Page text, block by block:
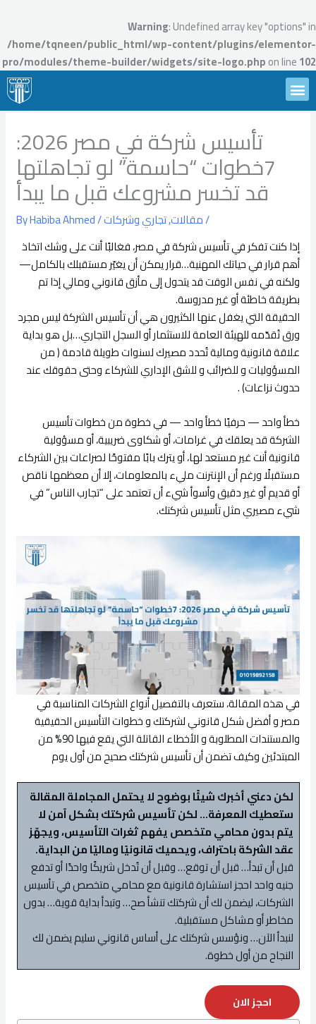
Warning: Undefined array key "options" in
/home/tqneen/public_html/wp-content/plugins/elementor-
pro/modules/theme-builder/widgets/site-logo.phpon line102
to
content
Menu
تأسيس شركة في مصر 2026:
7خطوات “حاسمة” لو تجاهلتها
قد تخسر مشروعك قبل ما يبدأ
/مقالات,تجاري وشركات/ By
Habiba Ahmed
إذا كنت تفكر في تأسيس شركة في مصر، فغالبًا أنت على وشك اتخاذ
أهم قرار في حياتك المهنية…قرار يمكن أن يغيّر مستقبلك بالكامل—
ولكنه في نفس الوقت قد يتحول إلى مأزق قانوني ومالي إذا تم
بطريقة خاطئة أو غير مدروسة.
الحقيقة التي يغفل عنها الكثيرون هي أن تأسيس الشركة ليس مجرد
ورق تُقدّمه للهيئة العامة للاستثمار أو السجل التجاري…بل هو بداية
علاقة قانونية ومالية تُحدد مصيرك لسنوات طويلة قادمة ( من
المسؤوليات و للضرائب و للشق الإداري للشركاء وحتى حقوقك عند
حدوث نزاعات) .
خطأ واحد — حرفيًا خطأ واحد — في خطوة من خطوات تأسيس
الشركة قد يعلقك في غرامات، أو شكاوى ضريبية، أو مسؤولية
قانونية أنت غير مستعد لها، أو يترك بابًا مفتوحًا لصراعات بين الشركاء
مستقبلًا ورغم أن الإنترنت مليء بالمعلومات، إلا أن معظمها ناقص
أو قديم أو غير دقيق وأسوأ شيء أن تعتمد على “تجارب الناس” في
شيء مصيري مثل تأسيس شركتك.
في هذه المقالة، ستعرف بالتفصيل أنواع الشركات المناسبة في
مصر و أفضل شكل قانوني لشركتك و خطوات التأسيس الحقيقية
والمستندات المطلوبة و الأخطاء القاتلة التي يقع فيها 90% من
المبتدئين وكيف تضمن أن تأسيس شركتك صحيح من أول يوم
لكن دعني أخبرك شيئًا بوضوح لا يحتمل المجاملة المقالة
ستعطيك المعرفة… لكن تأسيس شركتك بشكل آمن لا
يتم بدون محامي متخصص يفهم ثغرات التأسيس، ويجهّز
عقد الشركة باحتراف، ويحميك قانونيًا وماليًا من البداية.
قبل أن تبدأ… قبل أن توقع… وقبل أن تُدخل شريكًا واحدًا أو تدفع
جنيه واحد احجز استشارة قانونية مع محامي متخصص في تأسيس
الشركات، ليضمن لك أن شركتك تنشأ صح… وتبدأ بداية قوية… بدون
مخاطر أو مشاكل مستقبلية.
لنبدأ الآن… ونؤسس شركتك على أساس قانوني سليم يضمن لك
النجاح من أول خطوة.
احجز الان